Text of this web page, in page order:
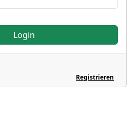
Login
Registrieren